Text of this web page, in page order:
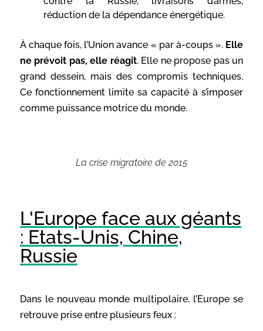
réduction de la dépendance énergétique.
À chaque fois, l’Union avance « par à-coups ». Elle
ne prévoit pas, elle réagit. Elle ne propose pas un
grand dessein, mais des compromis techniques.
Ce fonctionnement limite sa capacité à s’imposer
comme puissance motrice du monde.
La crise migratoire de 2015
L'Europe face aux géants
: Etats-Unis, Chine,
Russie
Dans le nouveau monde multipolaire, l’Europe se
retrouve prise entre plusieurs feux :